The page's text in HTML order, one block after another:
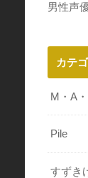
男性声
カテ
M・A
Pile
すずき